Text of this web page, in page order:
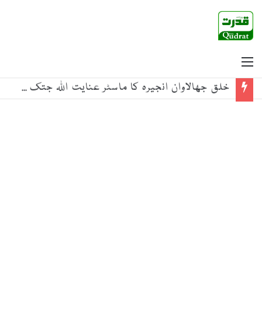
خلق جھالاوان انجیرہ کا ماسٹر عنایت اللہ جتک کے قتل کی مذمت اور قاتلوں کی گرفتاری کا مطالبہ